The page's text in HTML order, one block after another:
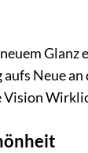
aufs Neue
Vision